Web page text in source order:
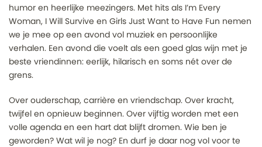
humor en heerlijke meezingers. Met hits als I’m Every
Woman, I Will Survive en Girls Just Want to Have Fun nemen
we je mee op een avond vol muziek en persoonlijke
verhalen. Een avond die voelt als een goed glas wijn met je
beste vriendinnen: eerlijk, hilarisch en soms nét over de
grens.
Over ouderschap, carrière en vriendschap. Over kracht,
twijfel en opnieuw beginnen. Over vijftig worden met een
volle agenda en een hart dat blijft dromen. Wie ben je
geworden? Wat wil je nog? En durf je daar nog vol voor te